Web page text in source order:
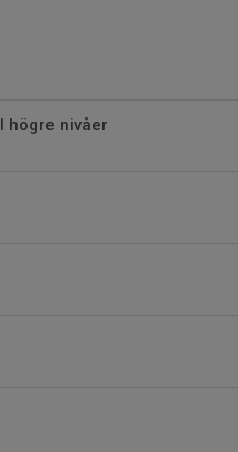
högre nivåer